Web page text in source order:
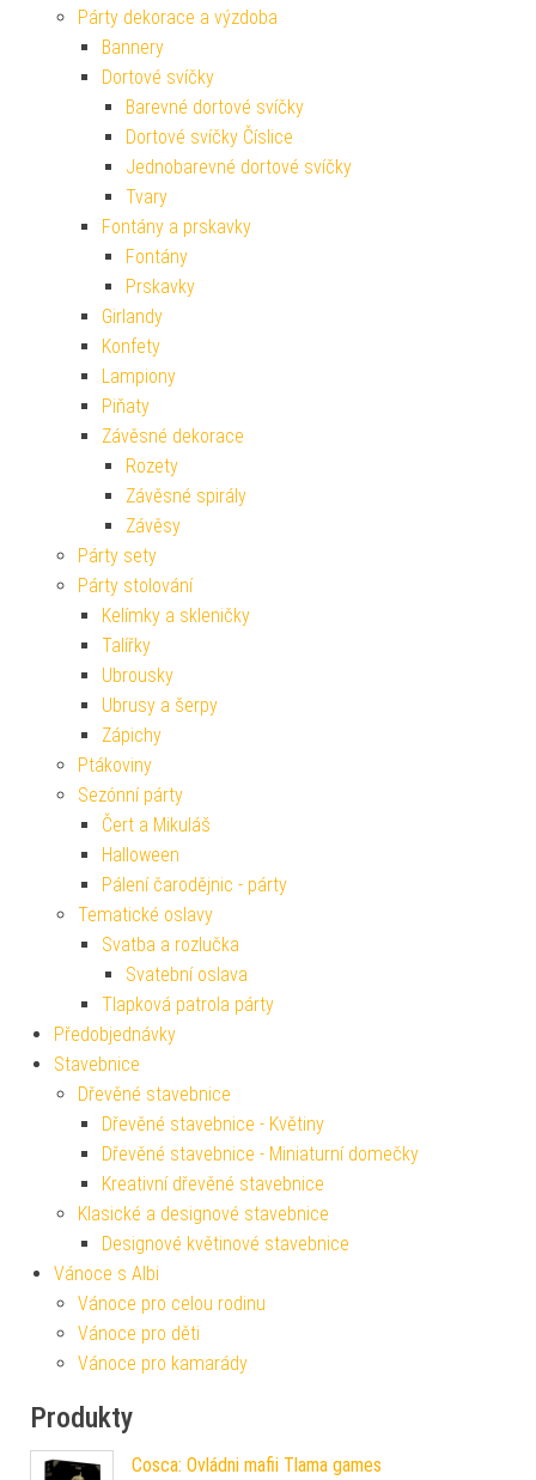
Párty dekorace a výzdoba
Bannery
Dortové svíčky
Barevné dortové svíčky
Dortové svíčky Číslice
Jednobarevné dortové svíčky
Tvary
Fontány a prskavky
Fontány
Prskavky
Girlandy
Konfety
Lampiony
Piňaty
Závěsné dekorace
Rozety
Závěsné spirály
Závěsy
Párty sety
Párty stolování
Kelímky a skleničky
Talířky
Ubrousky
Ubrusy a šerpy
Zápichy
Ptákoviny
Sezónní párty
Čert a Mikuláš
Halloween
Pálení čarodějnic - párty
Tematické oslavy
Svatba a rozlučka
Svatební oslava
Tlapková patrola párty
Předobjednávky
Stavebnice
Dřevěné stavebnice
Dřevěné stavebnice - Květiny
Dřevěné stavebnice - Miniaturní domečky
Kreativní dřevěné stavebnice
Klasické a designové stavebnice
Designové květinové stavebnice
Vánoce s Albi
Vánoce pro celou rodinu
Vánoce pro děti
Vánoce pro kamarády
Produkty
Cosca: Ovládni mafii Tlama games